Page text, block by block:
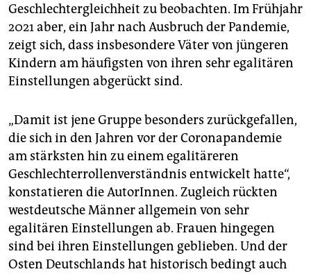
Geschlechtergleichheit zu beobachten. Im Frühjahr
2021 aber, ein Jahr nach Ausbruch der Pandemie,
zeigt sich, dass insbesondere Väter von jüngeren
Kindern am häufigsten von ihren sehr egalitären
Einstellungen abgerückt sind.
„Damit ist jene Gruppe besonders zurückgefallen,
die sich in den Jahren vor der Coronapandemie
am stärksten hin zu einem egalitäreren
Geschlechterrollenverständnis entwickelt hatte“,
konstatieren die AutorInnen. Zugleich rückten
westdeutsche Männer allgemein von sehr
egalitären Einstellungen ab. Frauen hingegen
sind bei ihren Einstellungen geblieben. Und der
Osten Deutschlands hat historisch bedingt auch